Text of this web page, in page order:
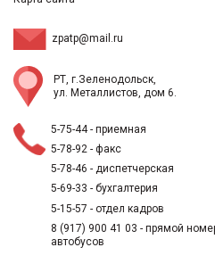
zpatp@mail.ru
РТ, г.Зеленодольск,
ул. Металлистов, дом 6.
5-75-44- приемная
5-78-92 - факс
5-78-46 - диспетчерская
5-69-33 - бухгалтерия
5-15-57 - отдел кадров
8 (917) 900 41 03 - прямой
автобусов